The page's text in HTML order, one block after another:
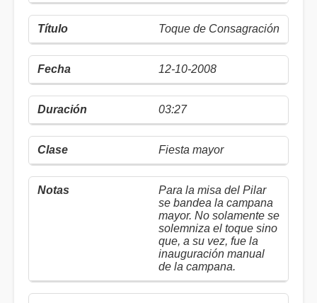
Toque de Consagración
12-10-2008
03:27
Fiesta mayor
Para la misa del Pilar
se bandea la campana
mayor. No solamente se
solemniza el toque sino
que, a su vez, fue la
inauguración manual
de la campana.